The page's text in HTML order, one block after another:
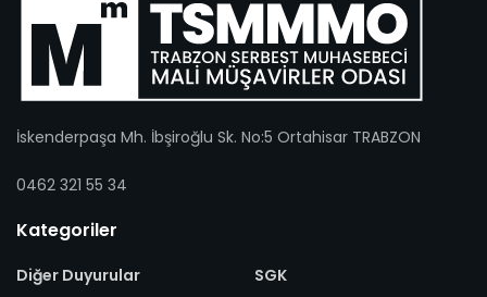
İskenderpaşa Mh. İbşiroğlu Sk. No:5 Ortahisar TRABZON
0462 321 55 34
Kategoriler
Diğer Duyurular
SGK